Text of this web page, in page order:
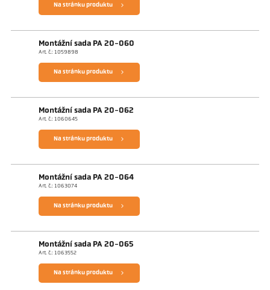
Na stránku produktu
Montážní sada PA 20-060
Art. č.: 1059898
Na stránku produktu
Montážní sada PA 20-062
Art. č.: 1060645
Na stránku produktu
Montážní sada PA 20-064
Art. č.: 1063074
Na stránku produktu
Montážní sada PA 20-065
Art. č.: 1063552
Na stránku produktu